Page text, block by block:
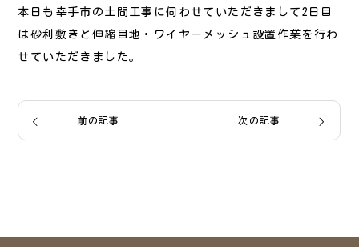
本日も幸手市の土間工事に伺わせていただきまして2日目
は砂利敷きと伸縮目地・ワイヤーメッシュ設置作業を行わ
せていただきました。
前の記事 次の記事